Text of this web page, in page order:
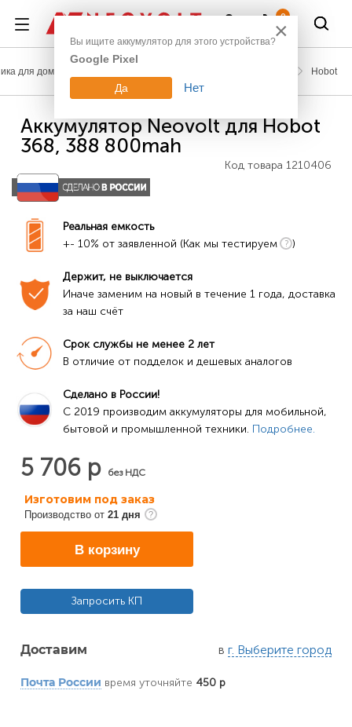
0
для дома Hobot
Аккумулятор Neovolt для Hobot
368, 388 800mah
Код товара 1210406
Реальная емкость
+- 10% от заявленной (Как мы тестируем
)
Держит, не выключается
Иначе заменим на новый в течение 1 года, доставка
за наш счёт
Срок службы не менее 2 лет
В отличие от подделок и дешевых аналогов
Сделано в России!
C 2019 производим аккумуляторы для мобильной,
бытовой и промышленной техники. Подробнее.
5 706 р без НДС
Изготовим под заказ
Производство от 21 дня
В корзину
Запросить КП
Доставим в г. Выберите город
Почта России время уточняйте 450 р
×
Вы ищите аккумулятор для этого устройства?
Google Pixel
Да Нет